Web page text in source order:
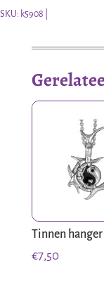
Ster
aantal
SKU: k5908
Tinnen
€7,50